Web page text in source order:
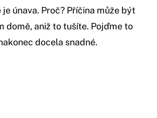
únava. Proč? Příčina může být
domě, aniž to tušíte. Pojďme to
docela snadné.